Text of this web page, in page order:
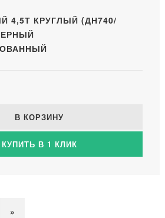
4,5Т КРУГЛЫЙ (ДН740/
В КОРЗИНУ
КУПИТЬ В 1 КЛИК
»